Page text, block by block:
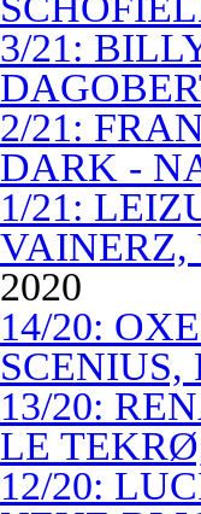
3/21:
2/21:
DARK -
1/21:
2020
14/20:
13/20:
LE
12/20: